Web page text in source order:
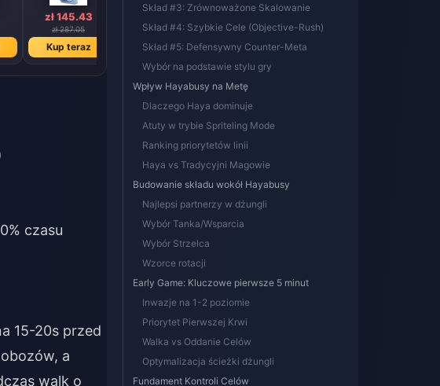
zł 145.43
zł 287.05
Kup teraz
zł 574.17
Kup teraz
zł 5.67
Kup teraz
czasu
15-20s przed
a
walk o
Skład #3: Zrównoważone Skalowanie
Skład #4: Szybkie Cele (Objective-Rush)
Skład #5: Defensywny Counter-Meta
Wybór na podstawie stylu gry
Wpływ Hayabusy na Metę
Dlaczego Haya dominuje
Atuty w trybie Spriteling Mode
Ranking priorytetów linii
Haya vs Tradycyjni Magowie
Budowanie składu wokół Hayabusy
Najlepsi partnerzy w dżungli
Wybór Tanka/Wsparcia
Wybór Strzelca
Wzorce rotacji
Early Game: Kluczowe pierwsze 5 minut
Inwazje na 1-2 poziomie
Priorytet Pierwszej Krwi
Walka vs Oddanie Celów
Optymalizacja ścieżki dżungli
Fundament Kontroli Celów